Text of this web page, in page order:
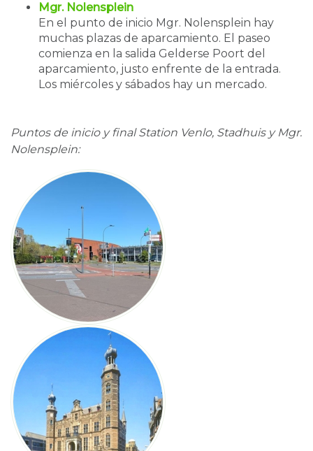
Mgr. Nolensplein
En el punto de inicio Mgr. Nolensplein hay
muchas plazas de aparcamiento. El paseo
comienza en la salida Gelderse Poort del
aparcamiento, justo enfrente de la entrada.
Los miércoles y sábados hay un mercado.
Puntos de inicio y final Station Venlo, Stadhuis y Mgr.
Nolensplein: